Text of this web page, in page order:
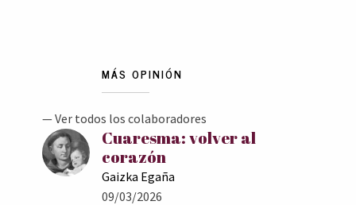
MÁS OPINIÓN
Cuaresma: volver al
corazón
Gaizka Egaña
09/03/2026
— Ver todos los colaboradores